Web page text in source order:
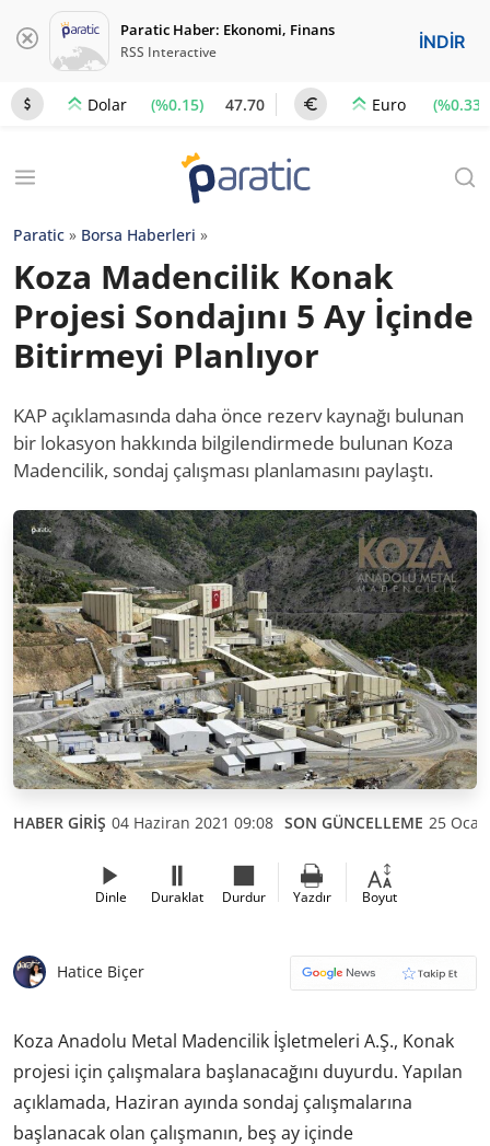
Paratic Haber: Ekonomi, Finans
RSS Interactive İNDİR
Dolar (%0.15) 47.70 Euro (%0.33)
Paratic » Borsa Haberleri »
Koza Madencilik Konak
Projesi Sondajını 5 Ay İçinde
Bitirmeyi Planlıyor
KAP açıklamasında daha önce rezerv kaynağı bulunan
bir lokasyon hakkında bilgilendirmede bulunan Koza
Madencilik, sondaj çalışması planlamasını paylaştı.
HABER GİRİŞ 04 Haziran 2021 09:08 SON GÜNCELLEME 25
Dinle Duraklat Durdur Yazdır Boyut
Hatice Biçer
Koza Anadolu Metal Madencilik İşletmeleri A.Ş., Konak
projesi için çalışmalara başlanacağını duyurdu. Yapılan
açıklamada, Haziran ayında sondaj çalışmalarına
başlanacak olan çalışmanın, beş ay içinde